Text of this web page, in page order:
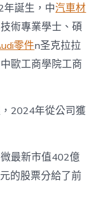
年誕生，中汽車材
術專業學士、碩
零件n圣克拉拉
歐工商學院工商
2024年從公司獲
最新市值402億
的股票分給了前